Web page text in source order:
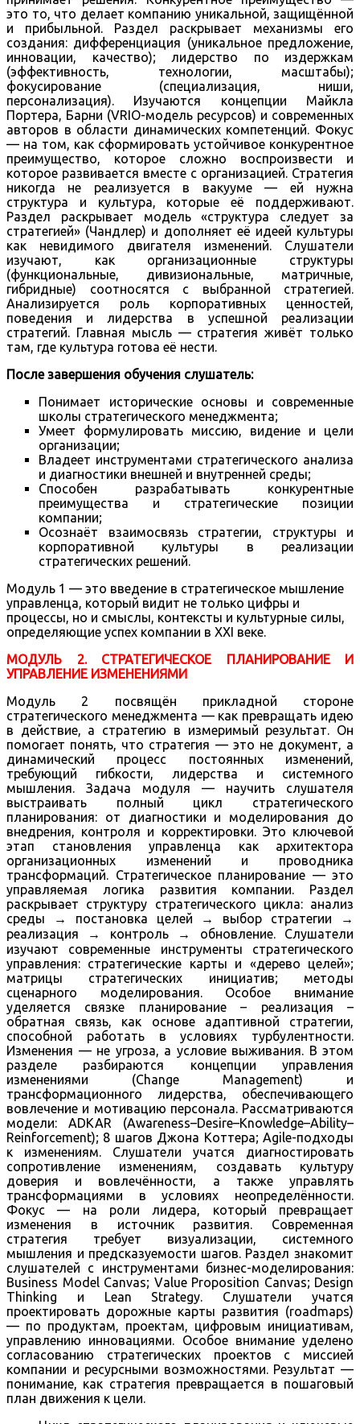
это то, что делает компанию уникальной, защищённой
и прибыльной. Раздел раскрывает механизмы его
создания: дифференциация (уникальное предложение,
инновации, качество); лидерство по издержкам
(эффективность, технологии, масштабы);
фокусирование (специализация, ниши,
персонализация). Изучаются концепции Майкла
Портера, Барни (VRIO-модель ресурсов) и современных
авторов в области динамических компетенций. Фокус
— на том, как сформировать устойчивое конкурентное
преимущество, которое сложно воспроизвести и
которое развивается вместе с организацией. Стратегия
никогда не реализуется в вакууме — ей нужна
структура и культура, которые её поддерживают.
Раздел раскрывает модель «структура следует за
стратегией» (Чандлер) и дополняет её идеей культуры
как невидимого двигателя изменений. Слушатели
изучают, как организационные структуры
(функциональные, дивизиональные, матричные,
гибридные) соотносятся с выбранной стратегией.
Анализируется роль корпоративных ценностей,
поведения и лидерства в успешной реализации
стратегий. Главная мысль — стратегия живёт только
там, где культура готова её нести.
После завершения обучения слушатель:
Понимает исторические основы и современные
школы стратегического менеджмента;
Умеет формулировать миссию, видение и цели
организации;
Владеет инструментами стратегического анализа
и диагностики внешней и внутренней среды;
Способен разрабатывать конкурентные
преимущества и стратегические позиции
компании;
Осознаёт взаимосвязь стратегии, структуры и
корпоративной культуры в реализации
стратегических решений.
Модуль 1 — это введение в стратегическое мышление
управленца, который видит не только цифры и
процессы, но и смыслы, контексты и культурные силы,
определяющие успех компании в XXI веке.
МОДУЛЬ 2. СТРАТЕГИЧЕСКОЕ ПЛАНИРОВАНИЕ И
УПРАВЛЕНИЕ ИЗМЕНЕНИЯМИ
Модуль 2 посвящён прикладной стороне
стратегического менеджмента — как превращать идею
в действие, а стратегию в измеримый результат. Он
помогает понять, что стратегия — это не документ, а
динамический процесс постоянных изменений,
требующий гибкости, лидерства и системного
мышления. Задача модуля — научить слушателя
выстраивать полный цикл стратегического
планирования: от диагностики и моделирования до
внедрения, контроля и корректировки. Это ключевой
этап становления управленца как архитектора
организационных изменений и проводника
трансформаций. Стратегическое планирование — это
управляемая логика развития компании. Раздел
раскрывает структуру стратегического цикла: анализ
среды → постановка целей → выбор стратегии →
реализация → контроль → обновление. Слушатели
изучают современные инструменты стратегического
управления: стратегические карты и «дерево целей»;
матрицы стратегических инициатив; методы
сценарного моделирования. Особое внимание
уделяется связке планирование – реализация –
обратная связь, как основе адаптивной стратегии,
способной работать в условиях турбулентности.
Изменения — не угроза, а условие выживания. В этом
разделе разбираются концепции управления
изменениями (Change Management) и
трансформационного лидерства, обеспечивающего
вовлечение и мотивацию персонала. Рассматриваются
модели: ADKAR (Awareness–Desire–Knowledge–Ability–
Reinforcement); 8 шагов Джона Коттера; Agile-подходы
к изменениям. Слушатели учатся диагностировать
сопротивление изменениям, создавать культуру
доверия и вовлечённости, а также управлять
трансформациями в условиях неопределённости.
Фокус — на роли лидера, который превращает
изменения в источник развития. Современная
стратегия требует визуализации, системного
мышления и предсказуемости шагов. Раздел знакомит
слушателей с инструментами бизнес-моделирования:
Business Model Canvas; Value Proposition Canvas; Design
Thinking и Lean Strategy. Слушатели учатся
проектировать дорожные карты развития (roadmaps)
— по продуктам, проектам, цифровым инициативам,
управлению инновациями. Особое внимание уделено
согласованию стратегических проектов с миссией
компании и ресурсными возможностями. Результат —
понимание, как стратегия превращается в пошаговый
план движения к цели.